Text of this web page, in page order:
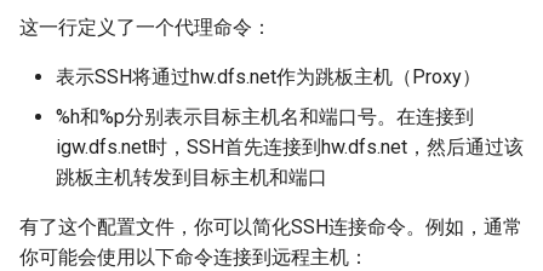
SIGCOMM22 SpaceCore
NSDI24 MOSAIC
MobiCom23 SD LEO
SIGCOMM25 SN2
这一行定义了一个代理命令：
表示SSH将通过hw.dfs.net作为跳板主机（Proxy）
%h和%p分别表示目标主机名和端口号。在连接到
igw.dfs.net时，SSH首先连接到hw.dfs.net，然后通过该
跳板主机转发到目标主机和端口
有了这个配置文件，你可以简化SSH连接命令。例如，通常
你可能会使用以下命令连接到远程主机：